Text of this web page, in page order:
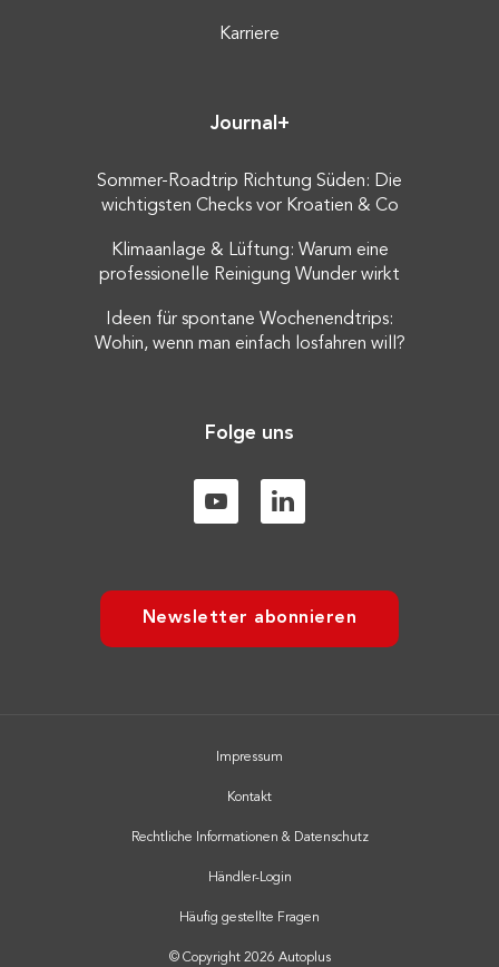
Karriere
Journal+
Sommer-Roadtrip Richtung Süden: Die
wichtigsten Checks vor Kroatien & Co
Klimaanlage & Lüftung: Warum eine
professionelle Reinigung Wunder wirkt
Ideen für spontane Wochenendtrips:
Wohin, wenn man einfach losfahren will?
Folge uns
Newsletter abonnieren
Impressum
Kontakt
Rechtliche Informationen & Datenschutz
Händler-Login
Häufig gestellte Fragen
© Copyright 2026 Autoplus